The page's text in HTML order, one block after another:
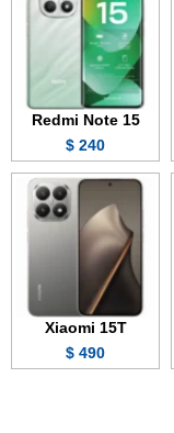
Redmi Note 15
240 $
Xiaomi 15T
490 $